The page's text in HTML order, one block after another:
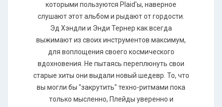
которыми пользуются Plaid'ы, наверное
слушают этот альбом и рыдают от гордости.
Эд Хэндли и Энди Тернер как всегда
выжимают из своих инструментов максимум,
для воплощения своего космического
вдохновения. Не пытаясь переплюнуть свои
старые хиты они выдали новый шедевр. То, что
вы могли бы "закрутить" техно-ритмами пока
только мысленно, Плейды уверенно и